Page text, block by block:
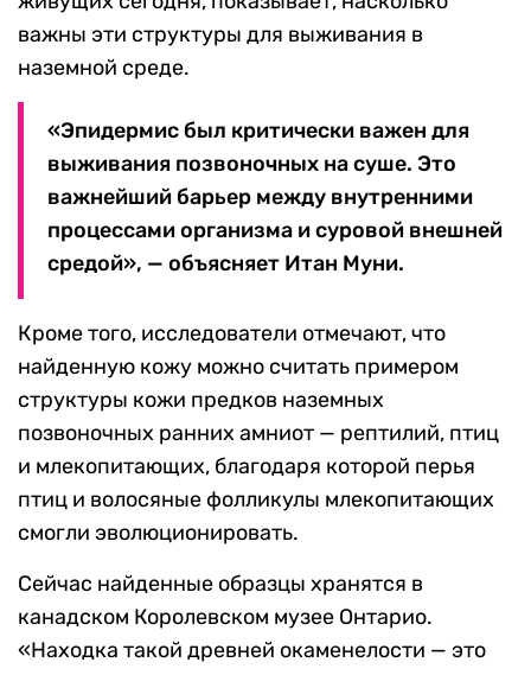
важны эти структуры для выживания в
наземной среде.
«Эпидермис был критически важен для
выживания позвоночных на суше. Это
важнейший барьер между внутренними
процессами организма и суровой внешней
средой», — объясняет Итан Муни.
Кроме того, исследователи отмечают, что
найденную кожу можно считать примером
структуры кожи предков наземных
позвоночных ранних амниот — рептилий, птиц
и млекопитающих, благодаря которой перья
птиц и волосяные фолликулы млекопитающих
смогли эволюционировать.
Сейчас найденные образцы хранятся в
канадском Королевском музее Онтарио.
«Находка такой древней окаменелости — это